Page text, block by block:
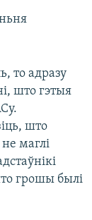
то адразу
што гэтыя
што
маглі
грошы былі